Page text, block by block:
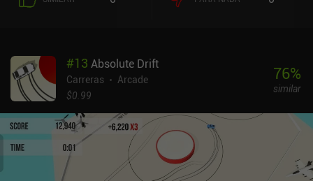
#13 Absolute Drift
Carreras
Arcade
$0.99
76%
similar